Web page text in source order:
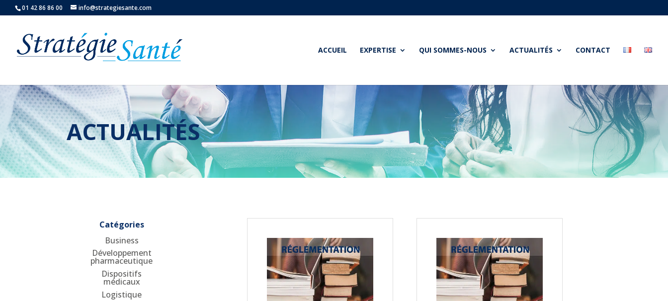
01 42 86 86 00 info@strategiesante.com
ACCUEIL EXPERTISE QUI SOMMES-NOUS ACTUALITÉS CONTACT
ACTUALITÉS
Catégories
Business
Développement
pharmaceutique
Dispositifs
médicaux
Logistique